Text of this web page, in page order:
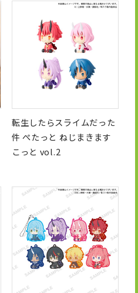
転生したらスライムだった
件 ぺたっと ねじまきます
こっと vol.2